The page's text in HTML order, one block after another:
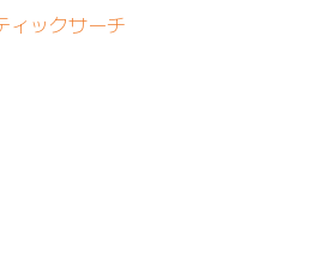
ィックサーチ